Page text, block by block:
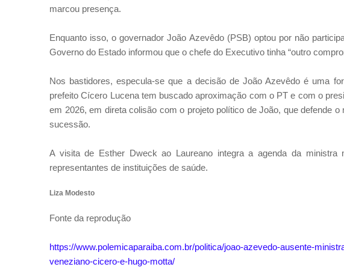
marcou presença.
Enquanto isso, o governador João Azevêdo (PSB) optou por não
Governo do Estado informou que o chefe do Executivo tinha “outro
Nos bastidores, especula-se que a decisão de João Azevêdo é uma
prefeito Cícero Lucena tem buscado aproximação com o PT e com o
em 2026, em direta colisão com o projeto político de João, que defende
sucessão.
A visita de Esther Dweck ao Laureano integra a agenda da
representantes de instituições de saúde.
Liza Modesto
Fonte da reprodução
https://www.polemicaparaiba.com.br/politica/joao-azevedo-ausente-
veneziano-cicero-e-hugo-motta/